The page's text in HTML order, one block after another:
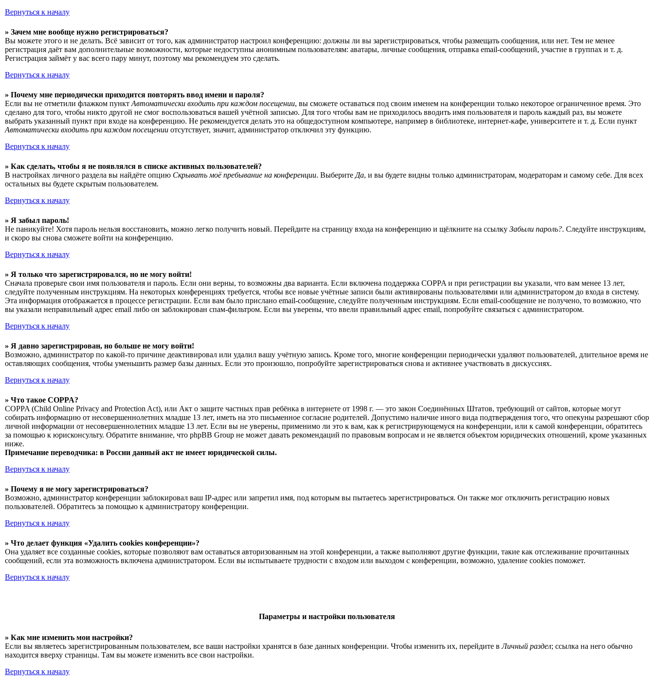
Вернуться к началу
» Зачем мне вообще нужно регистрироваться?
Вы можете этого и не делать. Всё зависит от того, как администратор настроил конференцию: должны ли вы зарегистрироваться, чтобы размещать сообщения, или нет. Тем не менее
регистрация даёт вам дополнительные возможности, которые недоступны анонимным пользователям: аватары, личные сообщения, отправка email-сообщений, участие в группах и т. д.
Регистрация займёт у вас всего пару минут, поэтому мы рекомендуем это сделать.
Вернуться к началу
» Почему мне периодически приходится повторять ввод имени и пароля?
Если вы не отметили флажком пункт Автоматически входить при каждом посещении, вы сможете оставаться под своим именем на конференции только некоторое ограниченное время. Это
сделано для того, чтобы никто другой не смог воспользоваться вашей учётной записью. Для того чтобы вам не приходилось вводить имя пользователя и пароль каждый раз, вы можете
выбрать указанный пункт при входе на конференцию. Не рекомендуется делать это на общедоступном компьютере, например в библиотеке, интернет-кафе, университете и т. д. Если пункт
Автоматически входить при каждом посещении отсутствует, значит, администратор отключил эту функцию.
Вернуться к началу
» Как сделать, чтобы я не появлялся в списке активных пользователей?
В настройках личного раздела вы найдёте опцию Скрывать моё пребывание на конференции. Выберите Да, и вы будете видны только администраторам, модераторам и самому себе. Для всех
остальных вы будете скрытым пользователем.
Вернуться к началу
» Я забыл пароль!
Не паникуйте! Хотя пароль нельзя восстановить, можно легко получить новый. Перейдите на страницу входа на конференцию и щёлкните на ссылку Забыли пароль?. Следуйте инструкциям,
и скоро вы снова сможете войти на конференцию.
Вернуться к началу
» Я только что зарегистрировался, но не могу войти!
Сначала проверьте свои имя пользователя и пароль. Если они верны, то возможны два варианта. Если включена поддержка COPPA и при регистрации вы указали, что вам менее 13 лет,
следуйте полученным инструкциям. На некоторых конференциях требуется, чтобы все новые учётные записи были активированы пользователями или администратором до входа в систему.
Эта информация отображается в процессе регистрации. Если вам было прислано email-сообщение, следуйте полученным инструкциям. Если email-сообщение не получено, то возможно, что
вы указали неправильный адрес email либо он заблокирован спам-фильтром. Если вы уверены, что ввели правильный адрес email, попробуйте связаться с администратором.
Вернуться к началу
» Я давно зарегистрирован, но больше не могу войти!
Возможно, администратор по какой-то причине деактивировал или удалил вашу учётную запись. Кроме того, многие конференции периодически удаляют пользователей, длительное время не
оставляющих сообщения, чтобы уменьшить размер базы данных. Если это произошло, попробуйте зарегистрироваться снова и активнее участвовать в дискуссиях.
Вернуться к началу
» Что такое COPPA?
COPPA (Child Online Privacy and Protection Act), или Акт о защите частных прав ребёнка в интернете от 1998 г. — это закон Соединённых Штатов, требующий от сайтов, которые могут
собирать информацию от несовершеннолетних младше 13 лет, иметь на это письменное согласие родителей. Допустимо наличие иного вида подтверждения того, что опекуны разрешают сбор
личной информации от несовершеннолетних младше 13 лет. Если вы не уверены, применимо ли это к вам, как к регистрирующемуся на конференции, или к самой конференции, обратитесь
за помощью к юрисконсульту. Обратите внимание, что phpBB Group не может давать рекомендаций по правовым вопросам и не является объектом юридических отношений, кроме указанных
ниже.
Примечание переводчика: в России данный акт не имеет юридической силы.
Вернуться к началу
» Почему я не могу зарегистрироваться?
Возможно, администратор конференции заблокировал ваш IP-адрес или запретил имя, под которым вы пытаетесь зарегистрироваться. Он также мог отключить регистрацию новых
пользователей. Обратитесь за помощью к администратору конференции.
Вернуться к началу
» Что делает функция «Удалить cookies конференции»?
Она удаляет все созданные cookies, которые позволяют вам оставаться авторизованным на этой конференции, а также выполняют другие функции, такие как отслеживание прочитанных
сообщений, если эта возможность включена администратором. Если вы испытываете трудности с входом или выходом с конференции, возможно, удаление cookies поможет.
Вернуться к началу
Параметры и настройки пользователя
» Как мне изменить мои настройки?
Если вы являетесь зарегистрированным пользователем, все ваши настройки хранятся в базе данных конференции. Чтобы изменить их, перейдите вЛичный раздел; ссылка на него обычно
находится вверху страницы. Там вы можете изменить все свои настройки.
Вернуться к началу